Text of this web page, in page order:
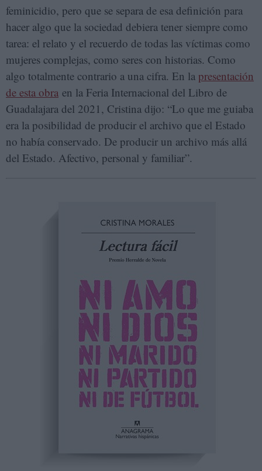
feminicidio, pero que se separa de esa definición para
hacer algo que la sociedad debiera tener siempre como
tarea: el relato y el recuerdo de todas las víctimas como
mujeres complejas, como seres con historias. Como
algo totalmente contrario a una cifra. En la presentación
de esta obra en la Feria Internacional del Libro de
Guadalajara del 2021, Cristina dijo: “Lo que me guiaba
era la posibilidad de producir el archivo que el Estado
no había conservado. De producir un archivo más allá
del Estado. Afectivo, personal y familiar”.